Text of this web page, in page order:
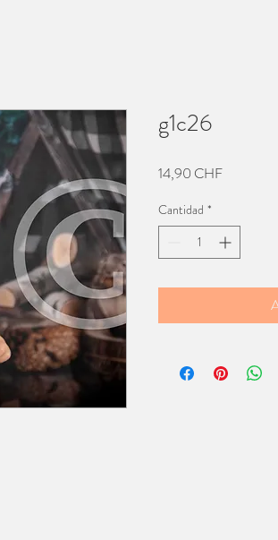
g1c26
14,90 CHFPrecio
Cantidad *